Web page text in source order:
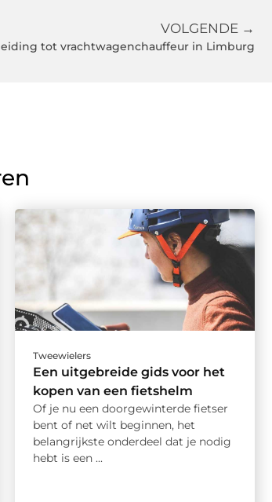
VOLGENDE →
tot vrachtwagenchauffeur in Limburg
Tweewielers
Een uitgebreide gids voor het
kopen van een fietshelm
Of je nu een doorgewinterde fietser
bent of net wilt beginnen, het
belangrijkste onderdeel dat je nodig
hebt is een ...